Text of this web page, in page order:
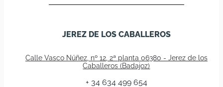
JEREZ DE LOS CABALLEROS
Calle Vasco Núñez, nº 12, 2ª planta 06380 - Jerez de los
Caballeros (Badajoz)
+ 34 634 499 654